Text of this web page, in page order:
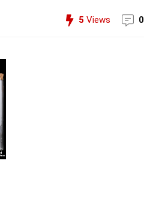
5 Views 0